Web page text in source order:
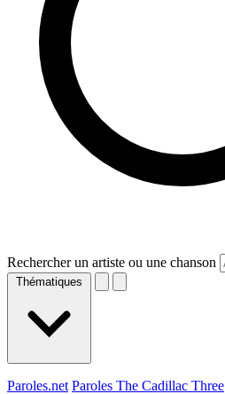
Rechercher un artiste ou une chanson
Thématiques
Paroles.net Paroles The Cadillac Three